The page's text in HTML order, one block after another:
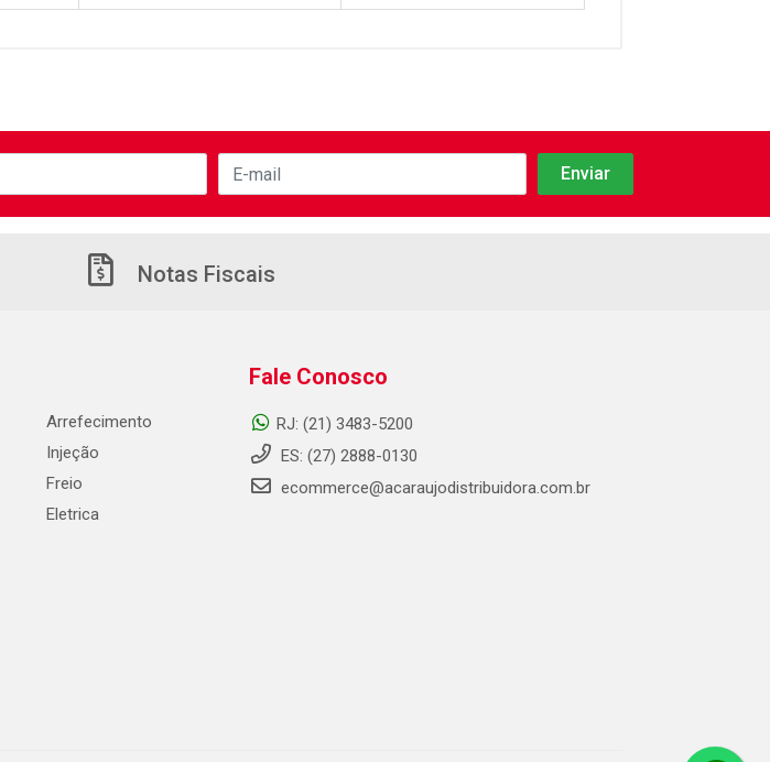
Notas Fiscais
Arrefecimento
Injeção
Freio
Eletrica
Fale Conosco
RJ: (21) 3483-5200
ES: (27) 2888-0130
ecommerce@acaraujodistribuidora.com.br